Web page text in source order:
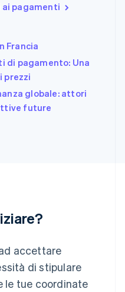
pagamenti
Francia
di pagamento: Una
prezzi
globale: attori
future
accettare
di stipulare
le tue coordinate